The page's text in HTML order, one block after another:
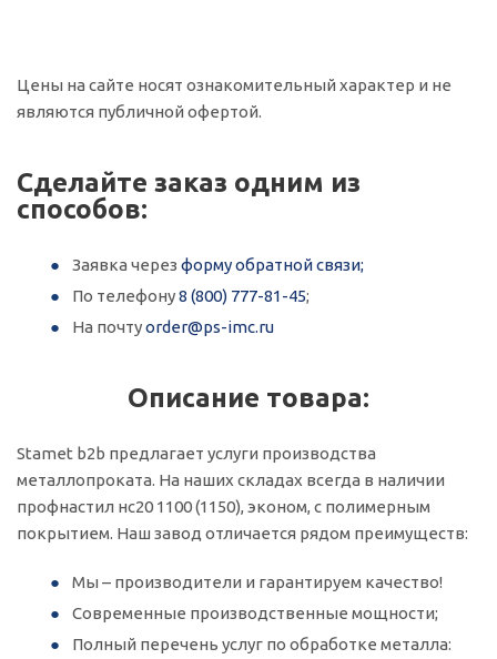
Цены на сайте носят ознакомительный характер и не
являются публичной офертой.
Сделайте заказ одним из
способов:
Заявка через форму обратной связи;
По телефону8 (800) 777-81-45;
На почтуorder@ps-imc.ru
Описание товара:
Stamet b2b предлагает услуги производства
металлопроката. На наших складах всегда в наличии
профнастил нс20 1100 (1150), эконом, с полимерным
покрытием. Наш завод отличается рядом преимуществ:
Мы – производители и гарантируем качество!
Современные производственные мощности;
Полный перечень услуг по обработке металла: